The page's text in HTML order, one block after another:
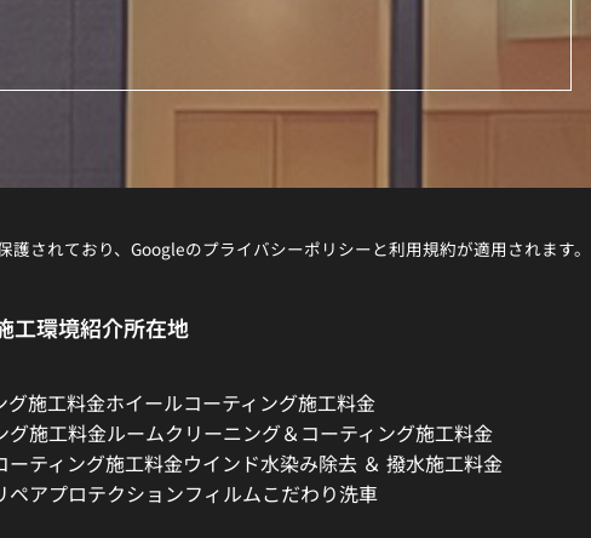
護されており、Googleのプライバシーポリシーと利用規約が適用されます。
工環境紹介所在地
グ施工料金ホイールコーティング施工料金
グ施工料金ルームクリーニング＆コーティング施工料金
ーティング施工料金ウインド水染み除去 ＆ 撥水施工料金
ペアプロテクションフィルムこだわり洗車